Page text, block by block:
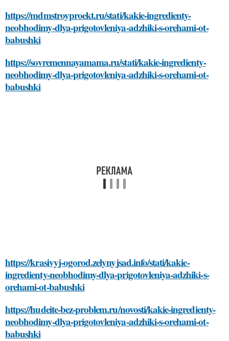
https://mdmstroyproekt.ru/stati/kakie-ingredienty-
neobhodimy-dlya-prigotovleniya-adzhiki-s-orehami-ot-
babushki
https://sovremennayamama.ru/stati/kakie-ingredienty-
neobhodimy-dlya-prigotovleniya-adzhiki-s-orehami-ot-
babushki
https://krasivyj-ogorod.zelynyjsad.info/stati/kakie-
ingredienty-neobhodimy-dlya-prigotovleniya-adzhiki-s-
orehami-ot-babushki
https://hudeite-bez-problem.ru/novosti/kakie-ingredienty-
neobhodimy-dlya-prigotovleniya-adzhiki-s-orehami-ot-
babushki